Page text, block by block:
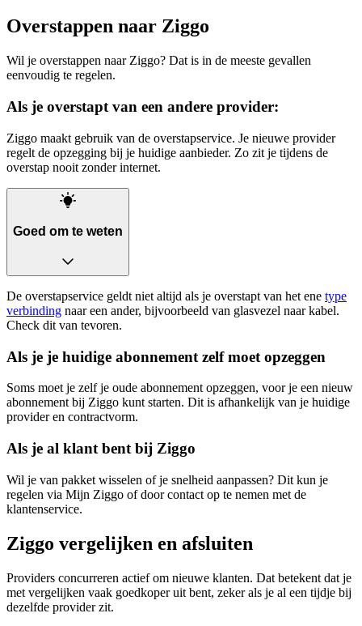
Overstappen naar Ziggo
Wil je overstappen naar Ziggo? Dat is in de meeste gevallen
eenvoudig te regelen.
Als je overstapt van een andere provider:
Ziggo maakt gebruik van de overstapservice. Je nieuwe provider
regelt de opzegging bij je huidige aanbieder. Zo zit je tijdens de
overstap nooit zonder internet.
Goed om te weten
De overstapservice geldt niet altijd als je overstapt van het ene type
verbinding naar een ander, bijvoorbeeld van glasvezel naar kabel.
Check dit van tevoren.
Als je je huidige abonnement zelf moet opzeggen
Soms moet je zelf je oude abonnement opzeggen, voor je een nieuw
abonnement bij Ziggo kunt starten. Dit is afhankelijk van je huidige
provider en contractvorm.
Als je al klant bent bij Ziggo
Wil je van pakket wisselen of je snelheid aanpassen? Dit kun je
regelen via Mijn Ziggo of door contact op te nemen met de
klantenservice.
Ziggo vergelijken en afsluiten
Providers concurreren actief om nieuwe klanten. Dat betekent dat je
met vergelijken vaak goedkoper uit bent, zeker als je al een tijdje bij
dezelfde provider zit.